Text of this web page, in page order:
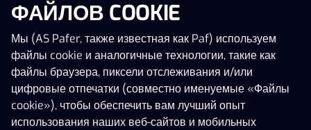
Нажми в любое место!
ФАЙЛОВ COOKIE
Мы (AS Pafer, также известная как Paf) используем
файлы cookie и аналогичные технологии, такие как
файлы браузера, пиксели отслеживания и/или
цифровые отпечатки (совместно именуемые «Файлы
cookie»), чтобы обеспечить вам лучший опыт
использования наших веб-сайтов и мобильных